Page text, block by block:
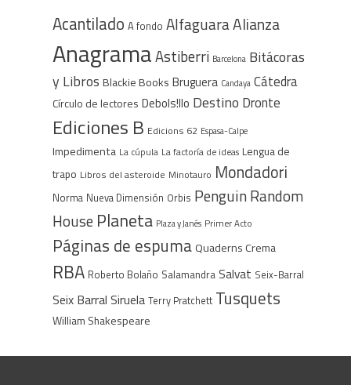
Acantilado A fondo AlfaguaraAlianza
AnagramaAstiberri Barcelona Bitácoras
y Libros Blackie Books Bruguera Candaya Cátedra
Círculo de lectores Debols!llo Destino Dronte
Ediciones B Edicions 62 Espasa-Calpe
Impedimenta La cúpula La factoría de ideas Lengua de
trapo Libros del asteroide Minotauro Mondadori
Norma Nueva Dimensión Orbis Penguin Random
House Planeta Plaza y Janés Primer Acto
Páginas de espumaQuaderns Crema
RBA Roberto Bolaño Salamandra Salvat Seix-Barral
Seix Barral Siruela Terry Pratchett Tusquets
William Shakespeare